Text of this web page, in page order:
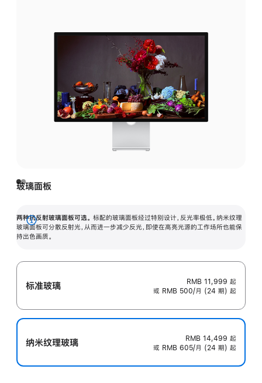
玻璃面板
两种抗反射玻璃面板可选。 标配的玻璃面板经过特别设计，反光率极低。纳米纹理
玻璃面板可分散反射光，从而进一步减少反光，即使在高亮光源的工作场所也能保
持出色画质。
展
开
标准玻璃 RMB 11,999 起
或 RMB 500/月 (24 期) 起
纳米纹理玻璃 RMB 14,499 起
或 RMB 605/月 (24 期) 起